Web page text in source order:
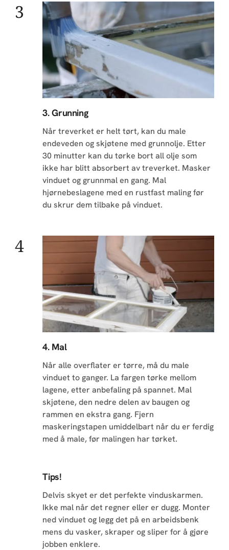
3. Grunning
Når treverket er helt tørt, kan du male
endeveden og skjøtene med grunnolje. Etter
30 minutter kan du tørke bort all olje som
ikke har blitt absorbert av treverket. Masker
vinduet og grunnmal en gang. Mal
hjørnebeslagene med en rustfast maling før
du skrur dem tilbake på vinduet.
4. Mal
Når alle overflater er tørre, må du male
vinduet to ganger. La fargen tørke mellom
lagene, etter anbefaling på spannet. Mal
skjøtene, den nedre delen av baugen og
rammen en ekstra gang. Fjern
maskeringstapen umiddelbart når du er ferdig
med å male, før malingen har tørket.
Tips!
Delvis skyet er det perfekte vinduskarmen.
Ikke mal når det regner eller er dugg. Monter
ned vinduet og legg det på en arbeidsbenk
mens du vasker, skraper og sliper for å gjøre
jobben enklere.